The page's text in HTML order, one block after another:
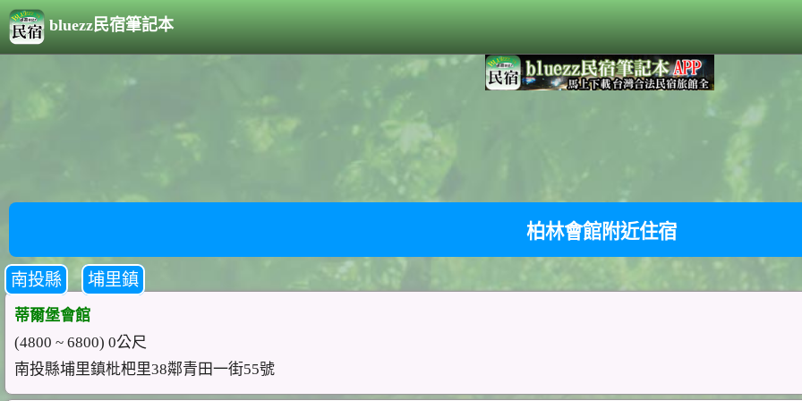
bluezz民宿筆記本
柏林會館附近住宿
南投縣 埔里鎮
蒂爾堡會館
(4800 ~ 6800) 0公尺
南投縣埔里鎮枇杷里38鄰青田一街55號